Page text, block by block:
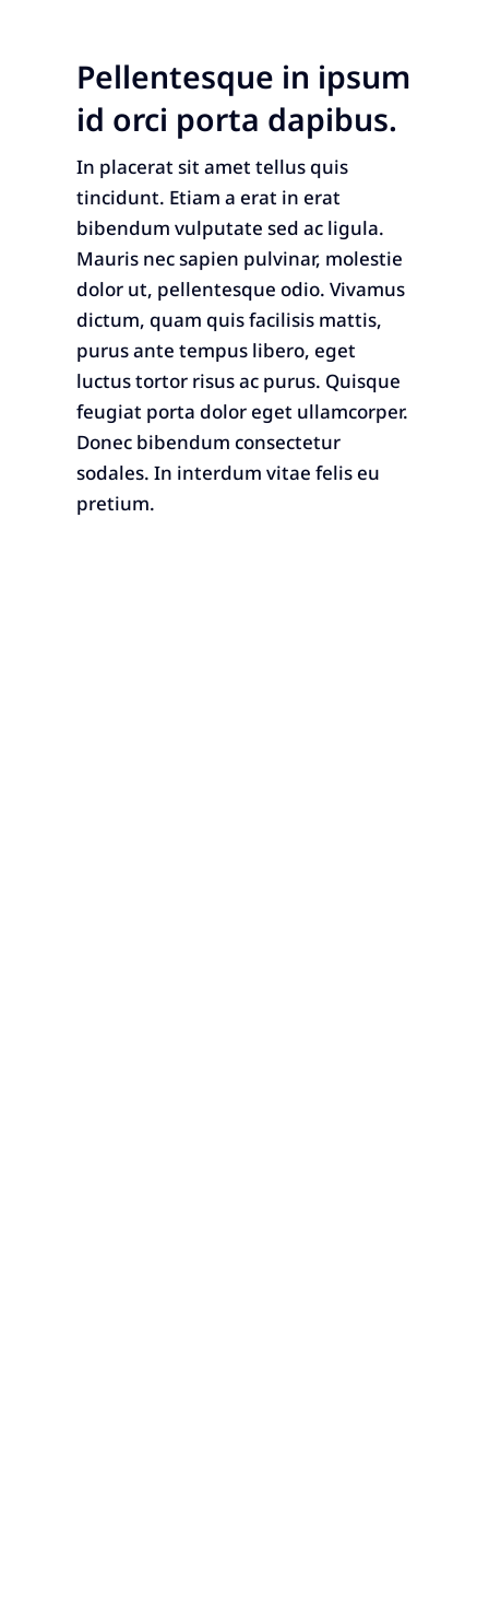
Pellentesque in ipsum
id orci porta dapibus.
In placerat sit amet tellus quis
tincidunt. Etiam a erat in erat
bibendum vulputate sed ac ligula.
Mauris nec sapien pulvinar, molestie
dolor ut, pellentesque odio. Vivamus
dictum, quam quis facilisis mattis,
purus ante tempus libero, eget
luctus tortor risus ac purus. Quisque
feugiat porta dolor eget ullamcorper.
Donec bibendum consectetur
sodales. In interdum vitae felis eu
pretium.